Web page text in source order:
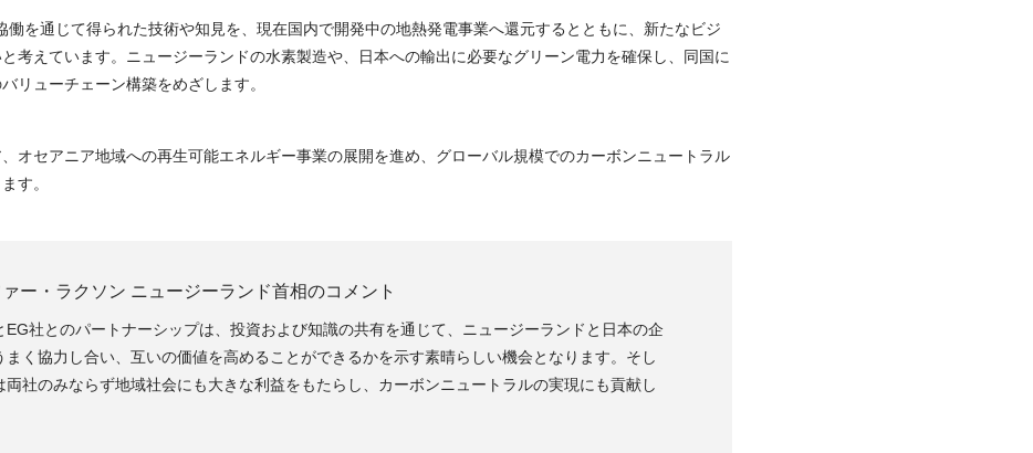
働を通じて得られた技術や知見を、現在国内で開発中の地熱発電事業へ還元するとともに、新たなビジ
考えています。ニュージーランドの水素製造や、日本への輸出に必要なグリーン電力を確保し、同国に
リューチェーン構築をめざします。
オセアニア地域への再生可能エネルギー事業の展開を進め、グローバル規模でのカーボンニュートラル
す。
ー・ラクソン ニュージーランド首相のコメント
EG社とのパートナーシップは、投資および知識の共有を通じて、ニュージーランドと日本の企
まく協力し合い、互いの価値を高めることができるかを示す素晴らしい機会となります。そし
両社のみならず地域社会にも大きな利益をもたらし、カーボンニュートラルの実現にも貢献し